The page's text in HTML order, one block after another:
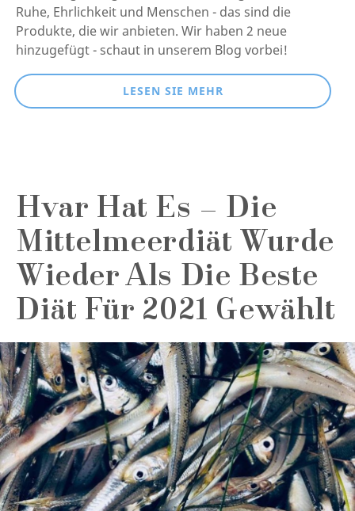
Ruhe, Ehrlichkeit und Menschen - das sind die
Produkte, die wir anbieten. Wir haben 2 neue
hinzugefügt - schaut in unserem Blog vorbei!
LESEN SIE MEHR
Hvar Hat Es – Die
Mittelmeerdiät Wurde
Wieder Als Die Beste
Diät Für 2021 Gewählt